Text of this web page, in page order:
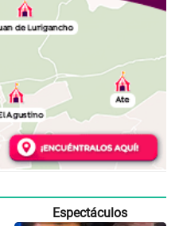
Espectáculos